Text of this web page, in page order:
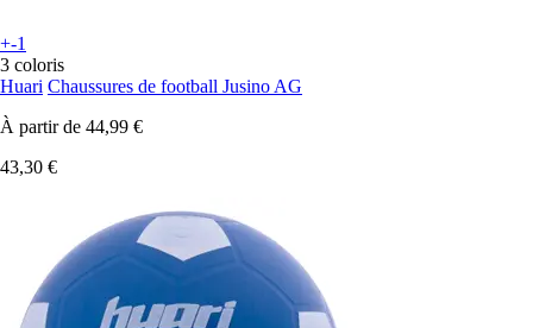
+-1
3 coloris
Huari Chaussures de football Jusino AG
À partir de 44,99 €
43,30 €